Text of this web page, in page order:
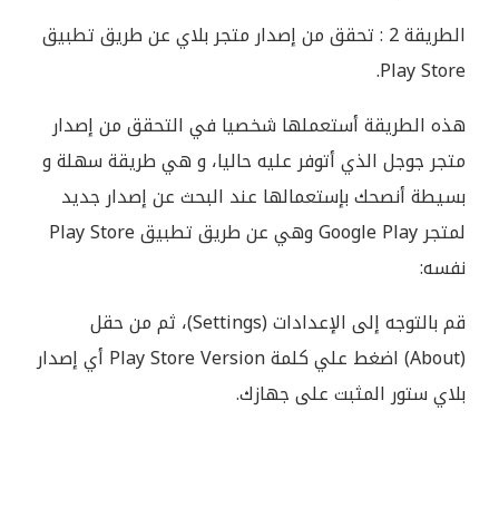
الطريقة 2 : تحقق من إصدار متجر بلاي عن طريق تطبيق
Play Store.
هذه الطريقة أستعملها شخصيا في التحقق من إصدار
متجر جوجل الذي أتوفر عليه حاليا، و هي طريقة سهلة و
بسيطة أنصحك بإستعمالها عند البحث عن إصدار جديد
لمتجر Google Play وهي عن طريق تطبيق Play Store
نفسه:
قم بالتوجه إلى الإعدادات (Settings)، ثم من حقل
(About) اضغط علي كلمة Play Store Version أي إصدار
بلاي ستور المثبت على جهازك.